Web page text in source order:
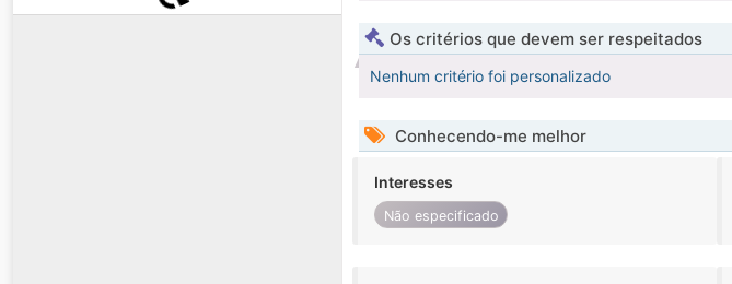
Os critérios que devem ser respeitados
Nenhum critério foi personalizado
Conhecendo-me melhor
Interesses
Não especificado